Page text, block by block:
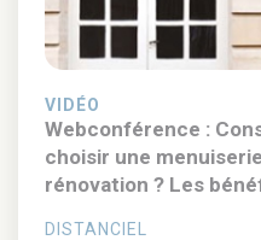
VIDÉO
Webconférence :
choisir une
rénovation ? Les
DISTANCIEL